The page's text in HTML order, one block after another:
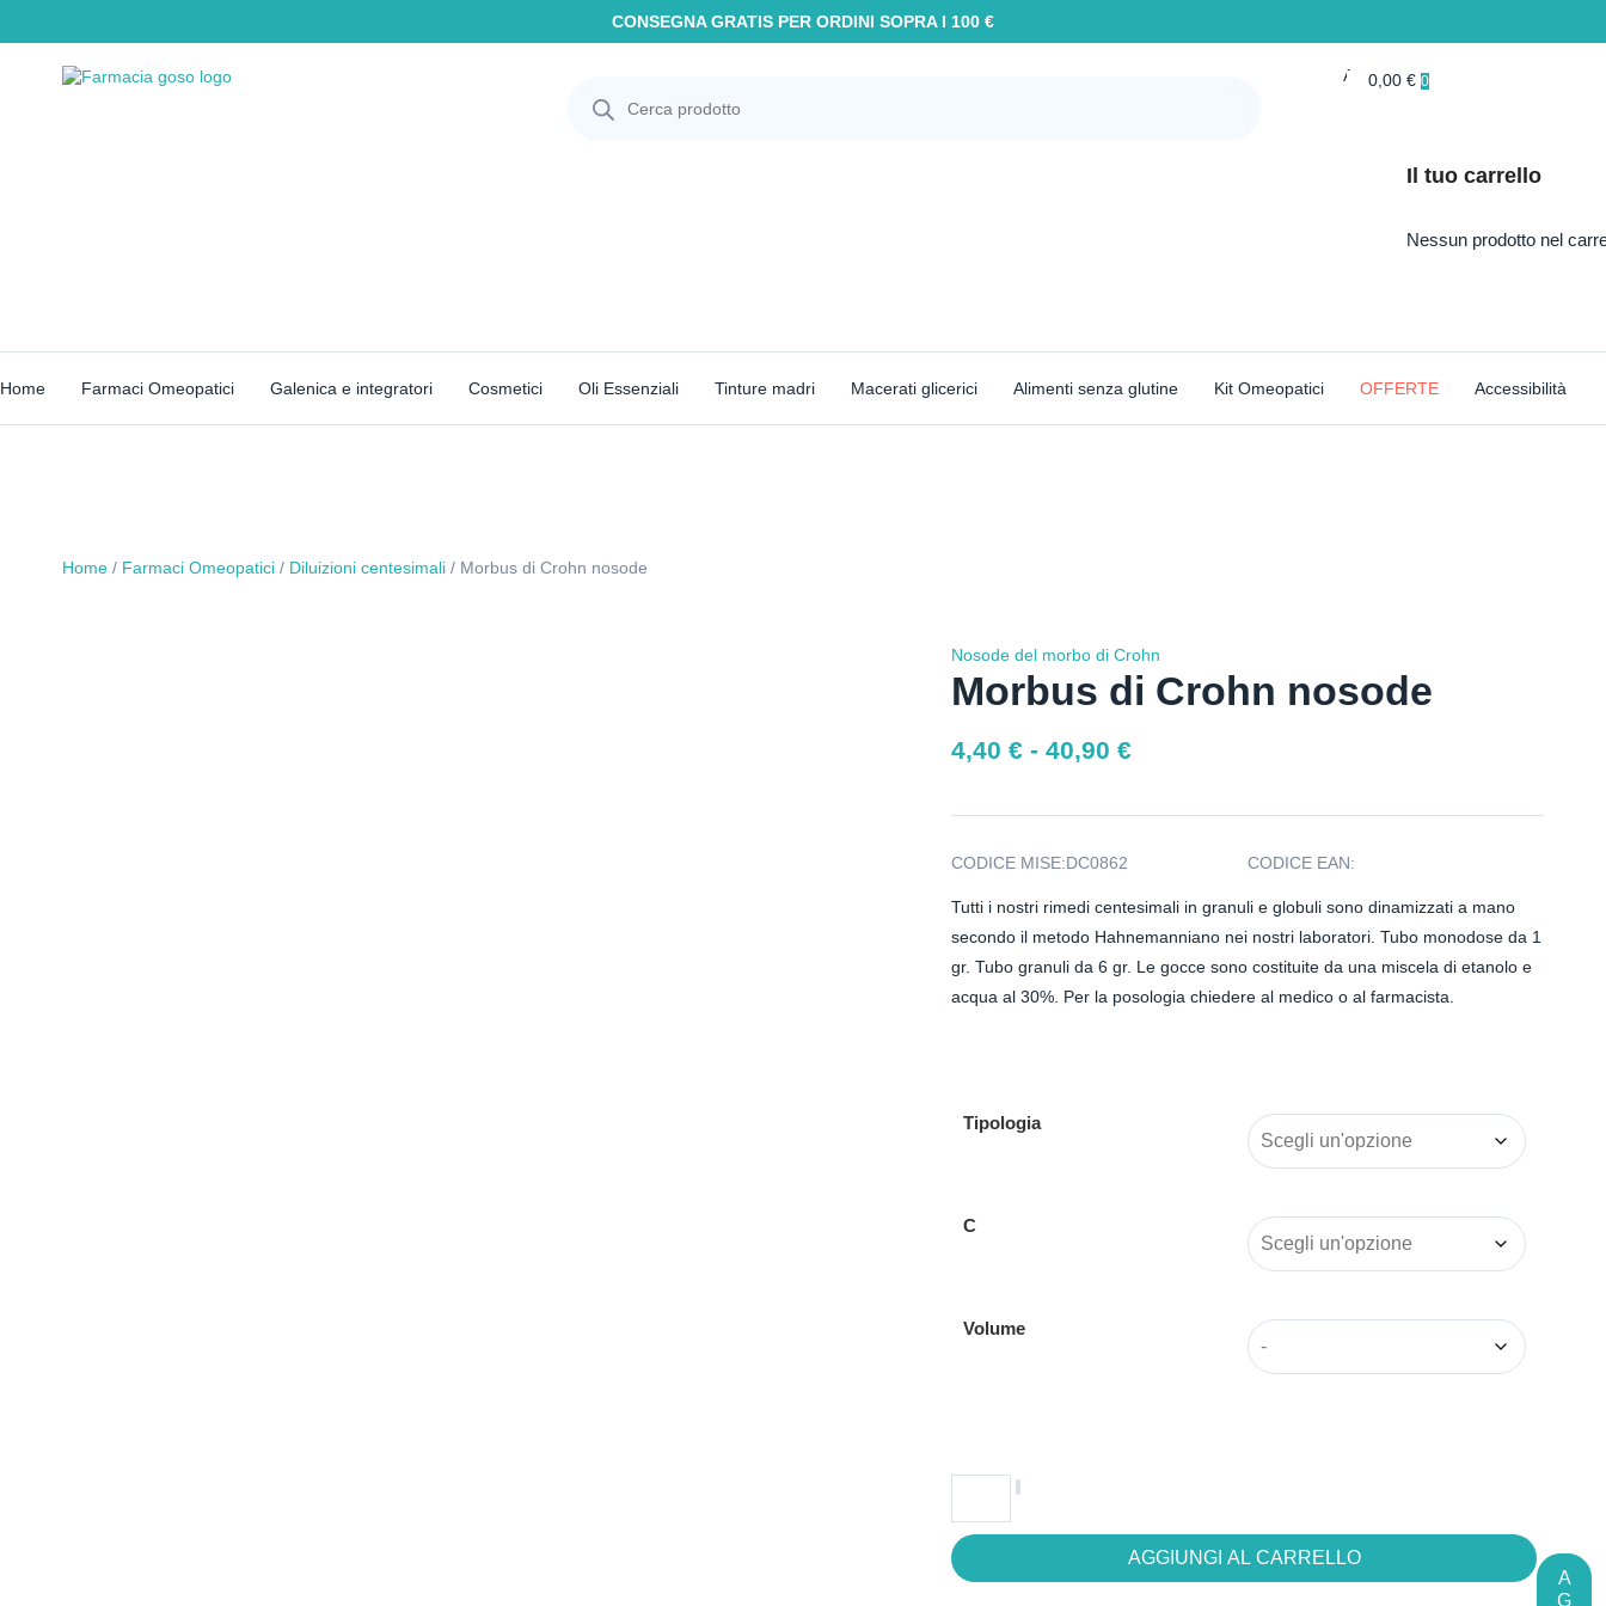
CONSEGNA GRATIS PER ORDINI SOPRA I 100 €
Account
0,00 € 0
Il tuo carrello
Nessun prodotto nel
Home Farmaci Omeopatici Galenica e integratori Cosmetici Oli Essenziali Tinture madri Macerati glicerici Alimenti senza glutine Kit Omeopatici OFFERTE Accessibilità
Home / Farmaci Omeopatici / Diluizioni centesimali / Morbus di Crohn nosode
Nosode del morbo di Crohn
Morbus di Crohn nosode
4,40 € - 40,90 €
CODICE MISE:DC0862 CODICE EAN:
Tutti i nostri rimedi centesimali in granuli e globuli sono dinamizzati a mano
secondo il metodo Hahnemanniano nei nostri laboratori. Tubo monodose da 1
gr. Tubo granuli da 6 gr. Le gocce sono costituite da una miscela di etanolo e
acqua al 30%. Per la posologia chiedere al medico o al farmacista.
Tipologia
C
Volume
AGGIUNGI AL CARRELLO
A
G